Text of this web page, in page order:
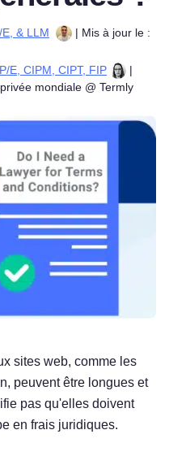
E, & LLM
| Mis à jour le :
E, CIPM, CIPT, FIP
|
mondiale @ Termly
sites web, comme les
peuvent être longues et
pas qu'elles doivent
en frais juridiques.